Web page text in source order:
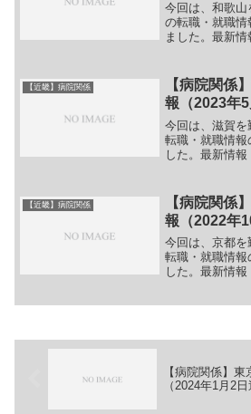
今回は、和歌
の転職・就職情
ました。最新
イトでご確認
会福祉法人 恩
院【職務】［
析内科）＞＞
【近畿】病院関係
【病院関係
報（2023年5
今回は、滋賀
転職・就職情報
した。最新情報
トでご確認く
法人社団 尚青
＞（１）看護
ート］＞＞（
【近畿】病院関係
【病院関係
報（2022年
今回は、京都
転職・就職情報
した。最新情報
トでご確認く
老人保健施設
【病院関係】
（2024年1月2日